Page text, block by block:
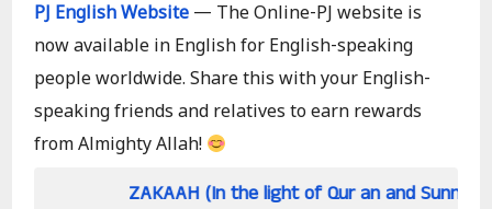
PJ English Website — The Online-PJ website is
now available in English for English-speaking
people worldwide. Share this with your English-
speaking friends and relatives to earn rewards
from Almighty Allah!
ZAKAAH (In the light of Qur an and Sunnah)